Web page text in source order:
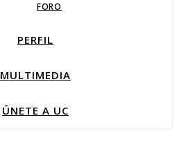
FORO
PERFIL
MULTIMEDIA
ÚNETE A UC